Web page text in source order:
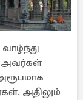
அவர்கள்
அதிலும்